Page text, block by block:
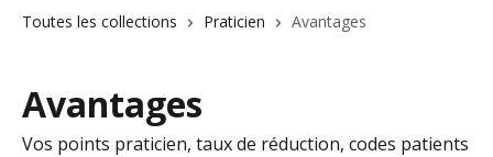
Toutes les collections Praticien Avantages
Avantages
Vos points praticien, taux de réduction, codes patients